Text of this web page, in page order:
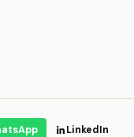
LinkedIn